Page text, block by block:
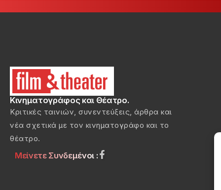
Κινηματογράφος και Θέατρο.
Κριτικές ταινιών, συνεντεύξεις, άρθρα και
νέα σχετικά με τον κινηματογράφο και το
θέατρο.
Μείνετε Συνδεμένοι :